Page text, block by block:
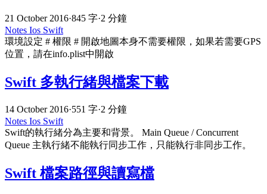
21 October 2016·845 字·2 分鐘
Notes Ios Swift
環境設定 # 權限 # 開啟地圖本身不需要權限，如果若需要GPS
位置，請在info.plist中開啟
Swift 多執行緒與檔案下載
14 October 2016·551 字·2 分鐘
Notes Ios Swift
Swift的執行緒分為主要和背景。 Main Queue / Concurrent
Queue 主執行緒不能執行同步工作，只能執行非同步工作。
Swift 檔案路徑與讀寫檔